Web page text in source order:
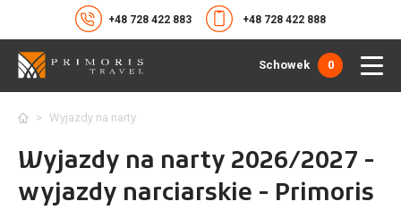
+48 728 422 883 +48 728 422 888
Schowek 0
> Wyjazdy na narty
Wyjazdy na narty 2026/2027 -
wyjazdy narciarskie - Primoris